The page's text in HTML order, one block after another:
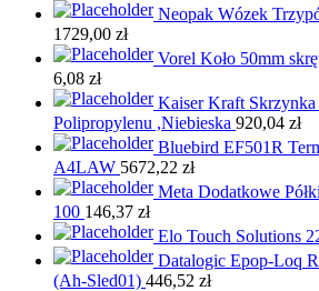
Neopak Wózek
1729,00 zł
Vorel Koło 50mm
6,08 zł
Kaiser Kraft Skrzynka
Polipropylenu ,Niebieska 920,04 zł
Bluebird EF501R
A4LAW 5672,22 zł
Meta Dodatkowe
100 146,37 zł
Elo Touch Solutions
Datalogic Epop-Loq
(Ah-Sled01) 446,52 zł